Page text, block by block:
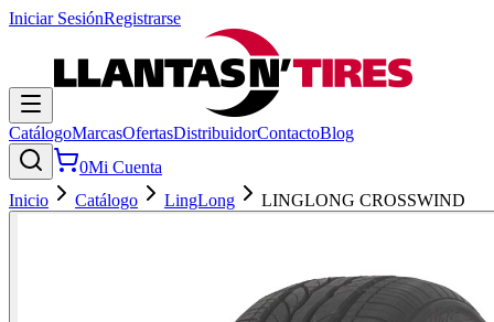
Iniciar SesiónRegistrarse
CatálogoMarcasOfertasDistribuidorContactoBlog
0Mi Cuenta
Inicio
Catálogo LingLong LINGLONG CROSSWIND